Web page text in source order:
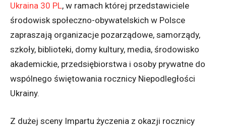
Ukraina 30 PL, w ramach której przedstawiciele
środowisk społeczno-obywatelskich w Polsce
zapraszają organizacje pozarządowe, samorządy,
szkoły, biblioteki, domy kultury, media, środowisko
akademickie, przedsiębiorstwa i osoby prywatne do
wspólnego świętowania rocznicy Niepodległości
Ukrainy.
Z dużej sceny Impartu życzenia z okazji rocznicy